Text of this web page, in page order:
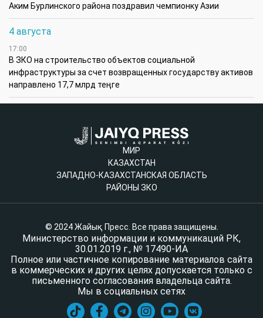
Аким Бурлинского района поздравил чемпионку Азии
4 августа
17:00
В ЗКО на строительство объектов социальной
инфраструктуры за счет возвращенных государству активов
направлено 17,7 млрд теңге
МИР
КАЗАХСТАН
ЗАПАДНО-КАЗАХСТАНСКАЯ ОБЛАСТЬ
РАЙОНЫ ЗКО
© 2024 Жайық Пресс. Все права защищены.
Министерство информации и коммуникаций РК,
30.01.2019 г., № 17490-ИА
Полное или частичное копирование материалов сайта
в коммерческих и других целях допускается только с
письменного согласования владельца сайта.
Мы в социальных сетях